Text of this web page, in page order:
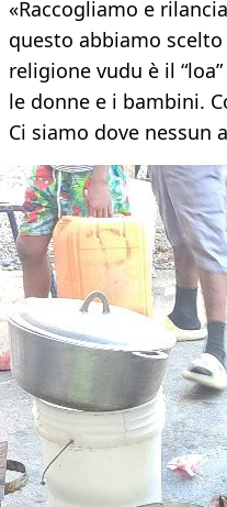
«Raccogliamo e
questo abbiamo
religione vudu è il
le donne e i bambini.
Ci siamo dove nessun